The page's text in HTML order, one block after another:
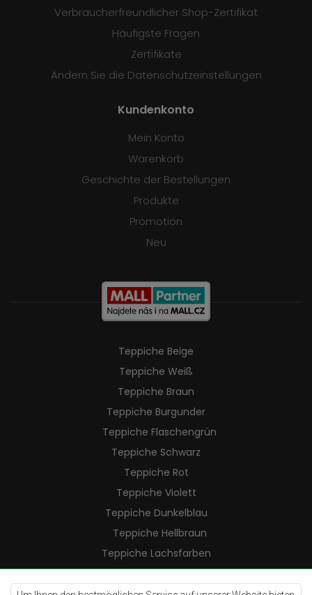
Verbraucherfreundlicher Shop-Zertifikat
Häufigste Fragen
Zertifikate
Ändern Sie die Datenschutzeinstellungen
Kundenkonto
Mein Konto
Warenkorb
Geschichte der Bestellungen
Produkte
Promotion
Neu
Teppiche Beige
Teppiche Weiß
Teppiche Braun
Teppiche Burgunder
Teppiche Flaschengrün
Teppiche Schwarz
Teppiche Rot
Teppiche Violett
Teppiche Dunkelblau
Teppiche Hellbraun
Teppiche Lachsfarben
Teppiche Cremefarben